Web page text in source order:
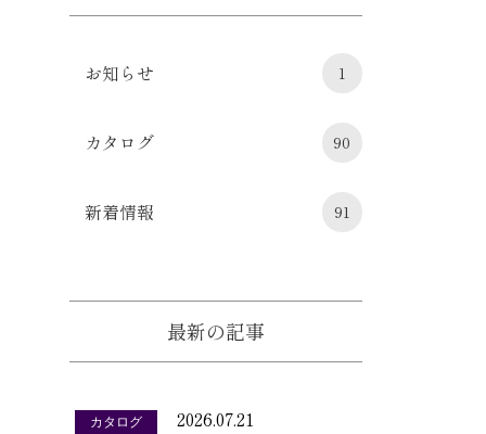
お知らせ 1
カタログ 90
新着情報 91
最新の記事
カタログ
2026.07.21